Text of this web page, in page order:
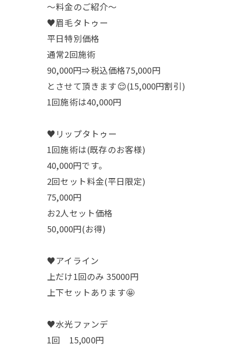
〜料金のご紹介〜
♥️眉毛タトゥー
平日特別価格
通常2回施術
90,000円⇒税込価格75,000円
とさせて頂きます😌(15,000円割引)
1回施術は40,000円
♥️リップタトゥー
1回施術は(既存のお客様)
40,000円です。
2回セット料金(平日限定)
75,000円
お2人セット価格
50,000円(お得)
♥️アイライン
上だけ1回のみ 35000円
上下セットあります🤩
♥️水光ファンデ
1回 15,000円